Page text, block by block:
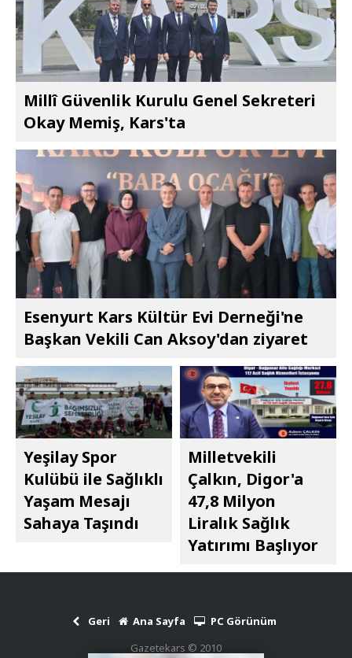
Millî Güvenlik Kurulu Genel Sekreteri
Okay Memiş, Kars'ta
Esenyurt Kars Kültür Evi Derneği'ne
Başkan Vekili Can Aksoy'dan ziyaret
Yeşilay Spor
Kulübü ile Sağlıklı
Yaşam Mesajı
Sahaya Taşındı
Milletvekili
Çalkın, Digor'a
47,8 Milyon
Liralık Sağlık
Yatırımı Başlıyor
Geri Ana Sayfa
PC Görünüm
Gazetekars © 2010